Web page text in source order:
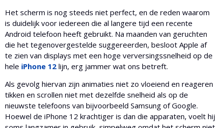
Het scherm is nog steeds niet perfect, en de reden waarom
is duidelijk voor iedereen die al langere tijd een recente
Android telefoon heeft gebruikt. Na maanden van geruchten
die het tegenovergestelde suggereerden, besloot Apple af
te zien van displays met een hoge verversingssnelheid op de
hele iPhone 12 lijn, erg jammer wat ons betreft.
Als gevolg hiervan zijn animaties niet zo vloeiend en reageren
tikken en scrollen niet met dezelfde snelheid als op de
nieuwste telefoons van bijvoorbeeld Samsung of Google.
Hoewel de iPhone 12 krachtiger is dan die apparaten, voelt hij